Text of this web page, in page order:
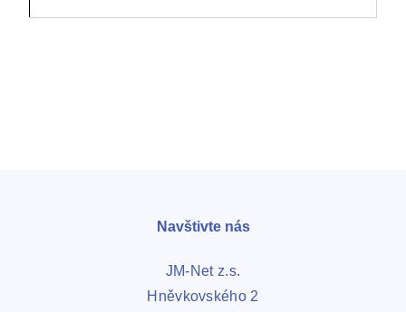
Navštivte nás
JM-Net z.s.
Hněvkovského 2